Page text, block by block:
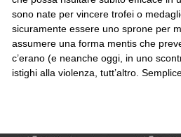
sono nate per vincere trofei o
sicuramente essere uno sprone per
assumere una forma mentis che
c’erano (e neanche oggi, in uno
istighi alla violenza, tutt’altro.